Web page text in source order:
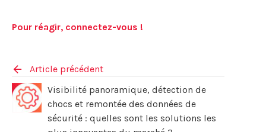
Pour réagir, connectez-vous !
Article précédent
Visibilité panoramique, détection de
chocs et remontée des données de
sécurité : quelles sont les solutions les